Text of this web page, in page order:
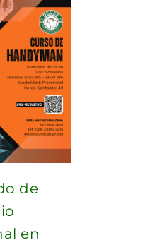
$225.00.
de
en